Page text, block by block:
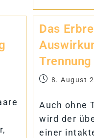
Das
8. August
Auch ohne
wird der
einer